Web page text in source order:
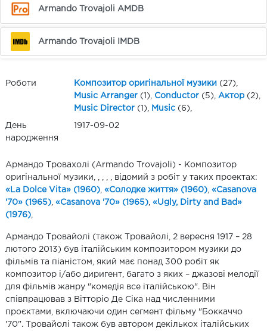
Armando Trovajoli AMDB
Armando Trovajoli IMDB
Роботи Композитор оригінальної музики (27),
Music Arranger (1), Conductor (5), Актор (2),
Music Director (1), Music (6),
День
народження
1917-09-02
Армандо Тровахолі (Armando Trovajoli) - Композитор
оригінальної музики, , , , , відомий з робіт у таких проектах:
«La Dolce Vita» (1960) «Солодке життя» (1960) «Casanova
'70» (1965) «Casanova '70» (1965) «Ugly, Dirty and Bad»
(1976)
Армандо Тровайолі (також Тровайолі, 2 вересня 1917 – 28
лютого 2013) був італійським композитором музики до
фільмів та піаністом, який має понад 300 робіт як
композитор і/або диригент, багато з яких – джазові мелодії
для фільмів жанру "комедія все італійською". Він
співпрацював з Вітторіо Де Сіка над численними
проєктами, включаючи один сегмент фільму "Боккаччо
'70". Тровайолі також був автором декількох італійських